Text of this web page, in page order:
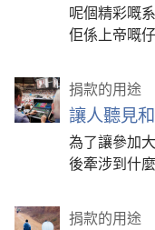
呢個精彩嘅
佢係上帝嘅
捐款的用途
讓人聽見
為了讓參加
後牽涉到什
捐款的用途